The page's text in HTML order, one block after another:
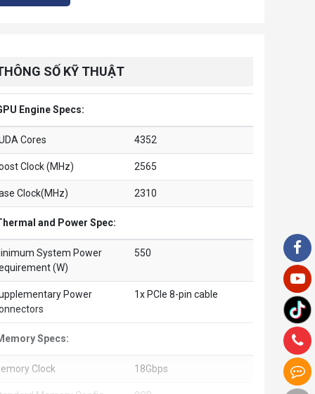
SỐ KỸ THUẬT
Engine Specs:
Cores 4352
Clock (MHz) 2565
Clock(MHz) 2310
and Power Spec:
System Power
(W)
550
Power
1x PCIe 8-pin cable
Specs:
Clock 18Gbps